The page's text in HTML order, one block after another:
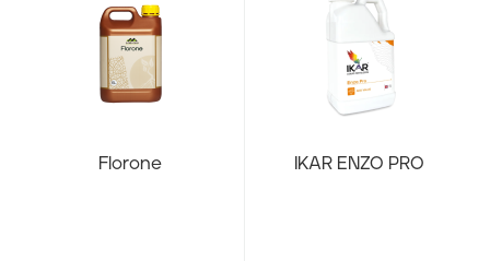
Florone IKAR ENZO PRO